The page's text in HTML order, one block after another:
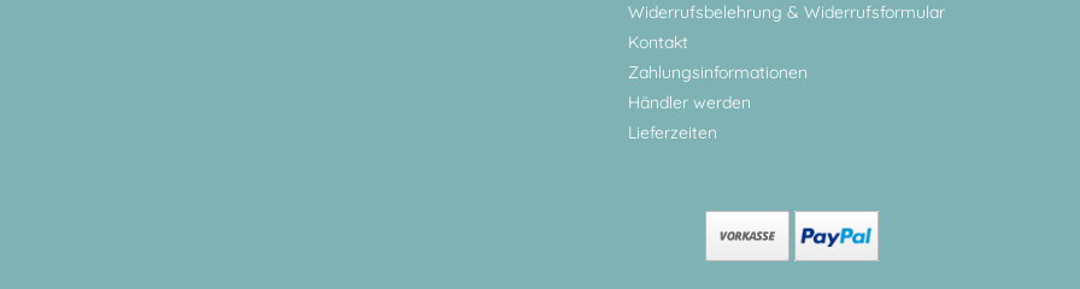
Widerrufsbelehrung & Widerrufsformular
Kontakt
Zahlungsinformationen
Händler werden
Lieferzeiten